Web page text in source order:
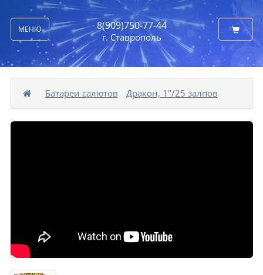
МЕНЮ 8(909)750-77-44
г. Ставрополь
Батареи салютов Дракон, 1"/25 залпов